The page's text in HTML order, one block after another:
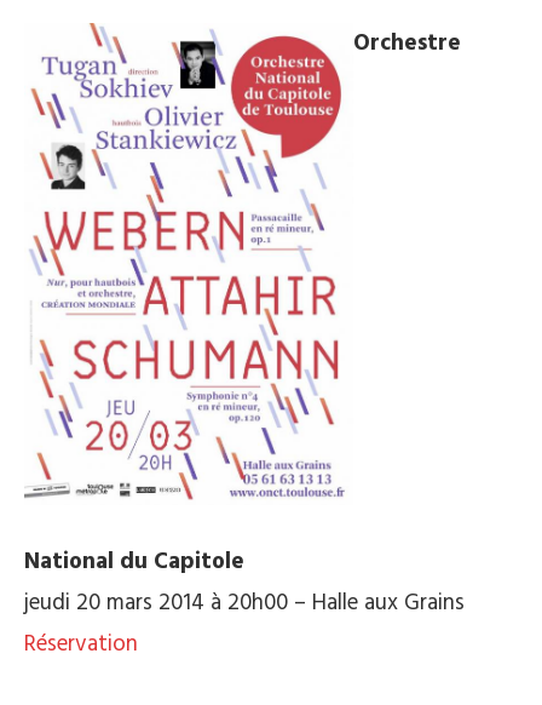
Orchestre
National du Capitole
jeudi 20 mars 2014 à 20h00 – Halle aux Grains
Réservation